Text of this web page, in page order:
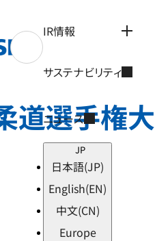
IR情報
サステナビリティ
ニュース
JP
日本語(JP)
English(EN)
中文(CN)
Europe
道選手権